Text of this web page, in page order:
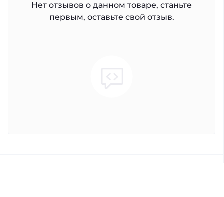
Нет отзывов о данном товаре, станьте
первым, оставьте свой отзыв.